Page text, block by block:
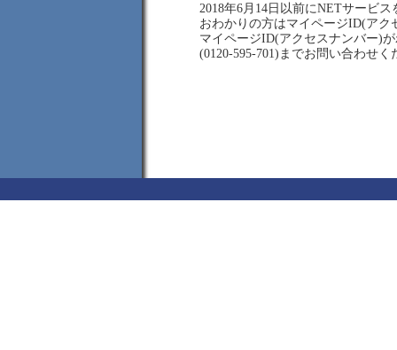
2018年6月14日以前にNETサービ
おわかりの方はマイページID(ア
マイページID(アクセスナンバー)
(0120-595-701)までお問い合わせく